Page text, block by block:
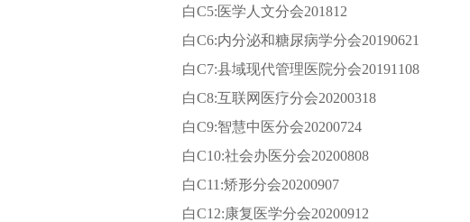
白C5:医学人文分会201812
白C6:内分泌和糖尿病学分会20190621
白C7:县域现代管理医院分会20191108
白C8:互联网医疗分会20200318
白C9:智慧中医分会20200724
白C10:社会办医分会20200808
白C11:矫形分会20200907
白C12:康复医学分会20200912